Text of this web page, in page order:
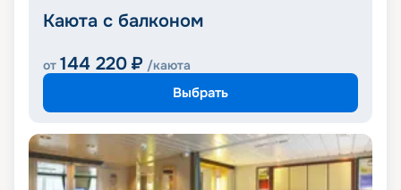
Каюта с балконом
от 144 220 ₽ /каюта
Выбрать